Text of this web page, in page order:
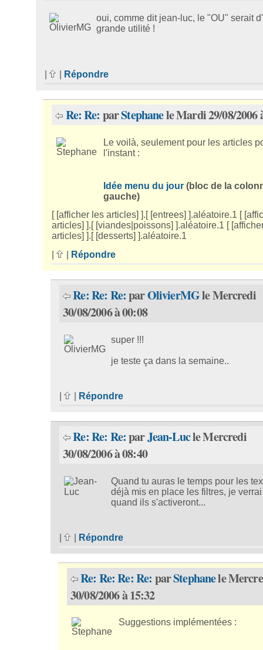
oui, comme dit jean-luc, le "OU" serait
grande utilité !
Répondre
Re: Re: parStephanele Mardi 29/08/2006
Le voilà, seulement pour les articles
l'instant :
Idée menu du jour (bloc de la
gauche)
[ [afficher les articles] ].[ [entrees] ].aléatoire.1 [
articles] ].[ [viandes|poissons] ].aléatoire.1 [
articles] ].[ [desserts] ].aléatoire.1
|
Répondre
Re: Re: Re:parOlivierMGle Mercredi
30/08/2006 à 00:08
super !!!
je teste ça dans la semaine..
| Répondre
Re: Re: Re:parJean-Lucle Mercredi
30/08/2006 à 08:40
Quand tu auras le temps pour les
déjà mis en place les filtres, je
quand ils s'activeront...
| Répondre
Re: Re: Re: Re: parStephanele
30/08/2006 à 15:32
Suggestions implémentées :